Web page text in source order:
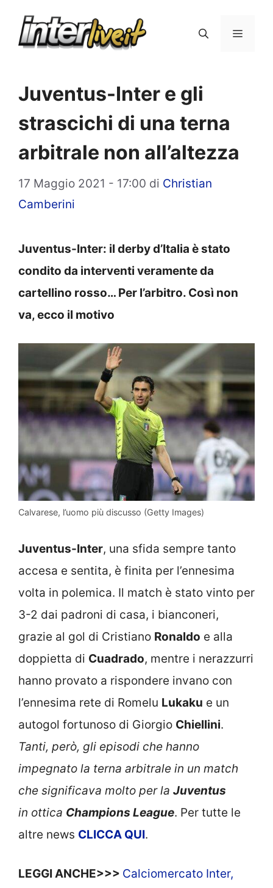
Menu
Juventus-Inter e gli
strascichi di una terna
arbitrale non all’altezza
17 Maggio 2021 - 17:00 di Christian
Camberini
Juventus-Inter: il derby d’Italia è stato
condito da interventi veramente da
cartellino rosso… Per l’arbitro. Così non
va, ecco il motivo
Calvarese, l’uomo più discusso (Getty Images)
Juventus-Inter, una sfida sempre tanto
accesa e sentita, è finita per l’ennesima
volta in polemica. Il match è stato vinto per
3-2 dai padroni di casa, i bianconeri,
grazie al gol di Cristiano Ronaldo e alla
doppietta di Cuadrado, mentre i nerazzurri
hanno provato a rispondere invano con
l’ennesima rete di Romelu Lukaku e un
autogol fortunoso di Giorgio Chiellini.
Tanti, però, gli episodi che hanno
impegnato la terna arbitrale in un match
che significava molto per la Juventus
in ottica Champions League. Per tutte le
altre news CLICCA QUI.
LEGGI ANCHE>>> Calciomercato Inter,